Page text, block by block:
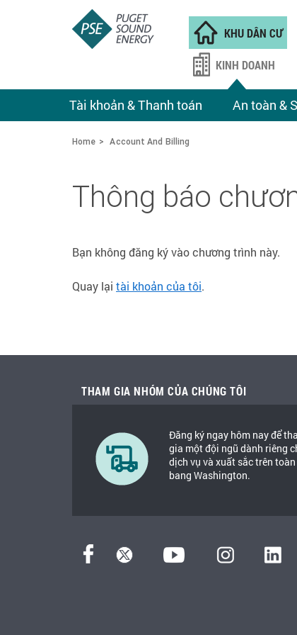
KHU DÂN CƯ
Tài khoản & Thanh toán An toàn &
KINH DOANH
Home Account And Billing
Thông báo
Bạn không đăng ký vào chương trình này.
Quay lại tài khoản của tôi.
THAM GIA NHÓM CỦA CHÚNG TÔI
Đăng ký ngay hôm nay để
gia một đội ngũ dành riêng
dịch vụ và xuất sắc trên
bang Washington.